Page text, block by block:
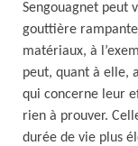
Sengouagnet peut
gouttière
matériaux, à
peut, quant à elle,
qui concerne leur
rien à prouver.
durée de vie plus